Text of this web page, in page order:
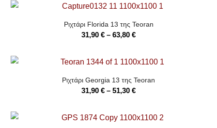
63,80 €
Ριχτάρι Florida 13 της Teoran
31,90 € – 63,80 €Price
31,90 €
63,80 €
Ριχτάρι Georgia 13 της Teoran
31,90 € – 51,30 €Price
31,90 €